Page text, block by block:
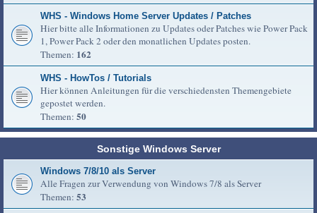
WHS - Windows Home Server Updates / Patches
Hier bitte alle Informationen zu Updates oder Patches wie Power Pack
1, Power Pack 2 oder den monatlichen Updates posten.
Themen: 162
WHS - HowTos / Tutorials
Hier können Anleitungen für die verschiedensten Themengebiete
gepostet werden.
Themen: 50
Sonstige Windows Server
Windows 7/8/10 als Server
Alle Fragen zur Verwendung von Windows 7/8 als Server
Themen: 53